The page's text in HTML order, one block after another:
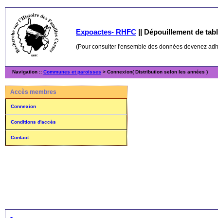
Expoactes- RHFC || Dépouillement de
(Pour consulter l'ensemble des données devenez
Navigation :: Communes et paroisses > Connexion( Distribution selon les années )
Accès membres
Connexion
Conditions d'accès
Contact